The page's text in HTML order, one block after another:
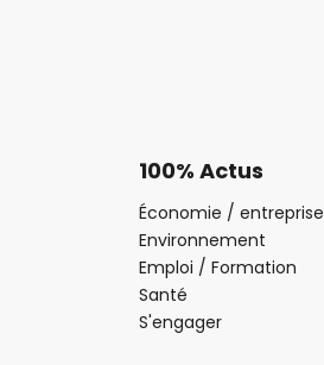
100% Actus
Économie / entreprise
Environnement
Emploi / Formation
Santé
S'engager